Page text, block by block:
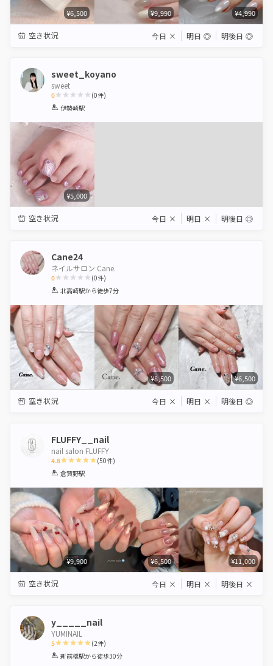
¥6,500 ¥9,990 ¥4,990
空き状況 今日 × 明日 ◎ 明後日 ◎
sweet_koyano
sweet
0
1 2 3 4 5
(0件)
伊勢崎駅
¥5,000
空き状況 今日 × 明日 × 明後日 ◎
Cane24
ネイルサロン Cane.
0
1 2 3 4 5
(0件)
北高崎駅から徒歩7分
¥8,500 ¥6,500
空き状況 今日 × 明日 × 明後日 ◎
FLUFFY__nail
nail salon FLUFFY
4.8
1 2 3 4
(50件)
倉賀野駅
¥9,900 ¥6,500 ¥11,000
空き状況 今日 × 明日 × 明後日 ×
y_____nail
YUMINAIL
5
1 2 3 4 5
(2件)
新前橋駅から徒歩30分